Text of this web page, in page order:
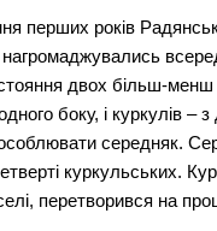
перших років
нагромаджувались
двох більш-
боку, і куркулів –
середняк.
куркульських.
перетворився на